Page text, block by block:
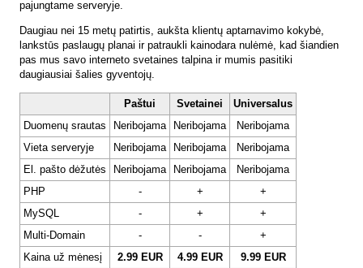
pajungtame serveryje.
Daugiau nei 15 metų patirtis, aukšta klientų aptarnavimo kokybė,
lankstūs paslaugų planai ir patraukli kainodara nulėmė, kad šiandien
pas mus savo interneto svetaines talpina ir mumis pasitiki
daugiausiai šalies gyventojų.
Paštui Svetainei
Universalus
Duomenų srautas
Neribojama Neribojama
Neribojama
Vieta serveryje
Neribojama Neribojama
Neribojama
El. pašto dėžutės
Neribojama Neribojama
Neribojama
PHP
- +
+
MySQL
- +
+
Multi-Domain
- -
+
Kaina už mėnesį
2.99 EUR 4.99 EUR 9.99 EUR